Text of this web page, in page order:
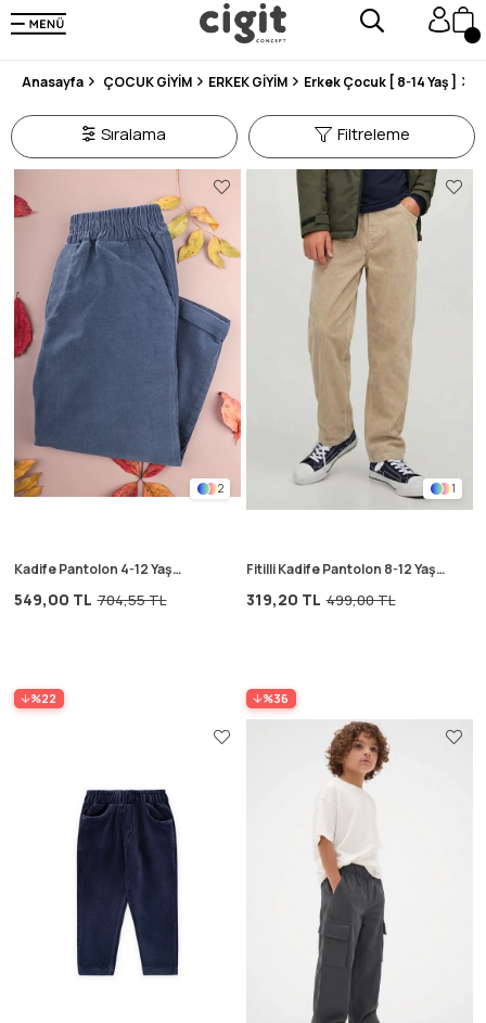
250.000'DEN FAZLA DEĞERLENDİRMEDE 5 ÜZERİNDEN 4.8 PUAN ALDI ⭐⭐⭐⭐⭐
3 MİLYONDAN FAZLA MUTLU MÜŞTERİ ❤️ 10 MİLYON ÜRÜN
Anasayfa ÇOCUK GİYİM ERKEK GİYİM Erkek Çocuk [ 8-14 Yaş ]
Filtreleme
Sıralama
2
Kadife Pantolon 4-12 Yaş
549,00 TL 704,55 TL
%22
1
Fitilli Kadife Pantolon 8-12 Yaş
319,20 TL 499,00 TL
%36